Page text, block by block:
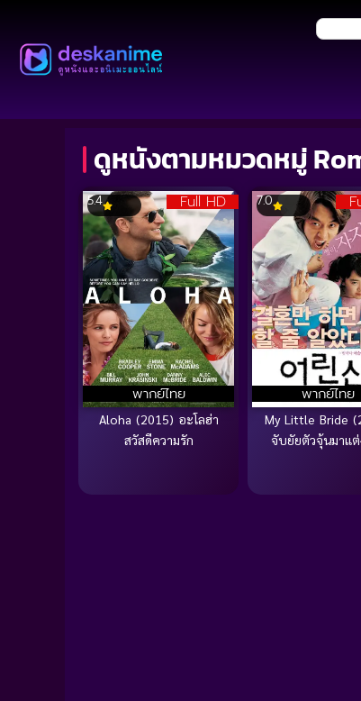
ดูหนังตามหมวดหมู่
Full HD
พากย์ไทย
5.4
Aloha (2015) อะโลฮ่า
สวัสดีความรัก
พากย์ไทย
7.0
My Little Bride
จับยัยตัวจุ้นมาแต่